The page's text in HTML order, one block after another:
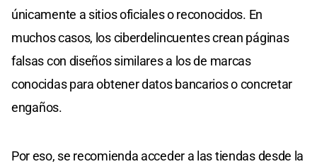
únicamente a sitios oficiales o reconocidos. En
muchos casos, los ciberdelincuentes crean páginas
falsas con diseños similares a los de marcas
conocidas para obtener datos bancarios o concretar
engaños.
Por eso, se recomienda acceder a las tiendas desde la